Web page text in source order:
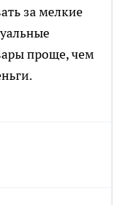
за мелкие
проще, чем